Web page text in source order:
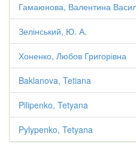
Гамаюнова, Валентина
Зелінський, Ю. А.
Хоненко, Любов Григорівна
Baklanova, Tetiana
Pilipenko, Tetyana
Pylypenko, Tetyana